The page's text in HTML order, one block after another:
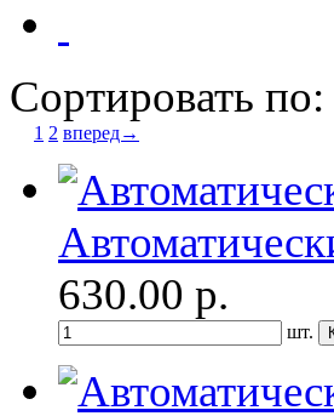
Сортировать по:
1 2 вперед→
630.00 р.
шт.